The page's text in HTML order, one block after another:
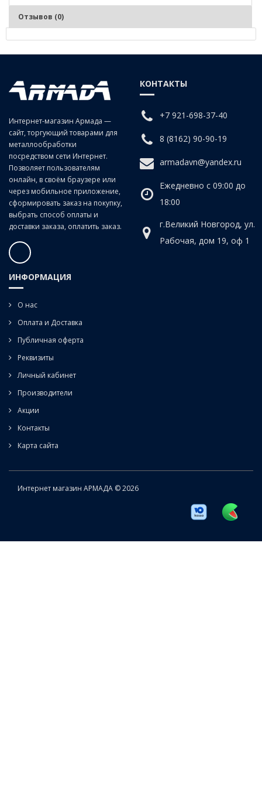
Отзывов (0)
Серия:
Средняя
Материал:
Класс точности:
B (продольно-винтовой прокат)
Угол наклона спирали:
Интернет-магазин Армада —
сайт, торгующий товарами для
металлообработки
посредством сети Интернет.
Позволяет пользователям
онлайн, в своём браузере или
через мобильное приложение,
сформировать заказ на покупку,
выбрать способ оплаты и
доставки заказа, оплатить заказ.
КОНТАКТЫ
+7 921-698-37-40
8 (8162) 90-90-19
armadavn@yandex.ru
Ежедневно с 09:00 до
18:00
г.Великий Новгород, ул.
Рабочая, дом 19, оф 1
ИНФОРМАЦИЯ
О нас
Оплата и Доставка
Публичная оферта
Реквизиты
Личный кабинет
Производители
Акции
Контакты
Карта сайта
Интернет магазин АРМАДА © 2026